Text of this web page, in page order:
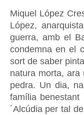
Miquel López
López,
guerra, amb el
condemna en el
sort de saber
natura morta,
pedra. Un dia,
família
´Alcúdia per tal